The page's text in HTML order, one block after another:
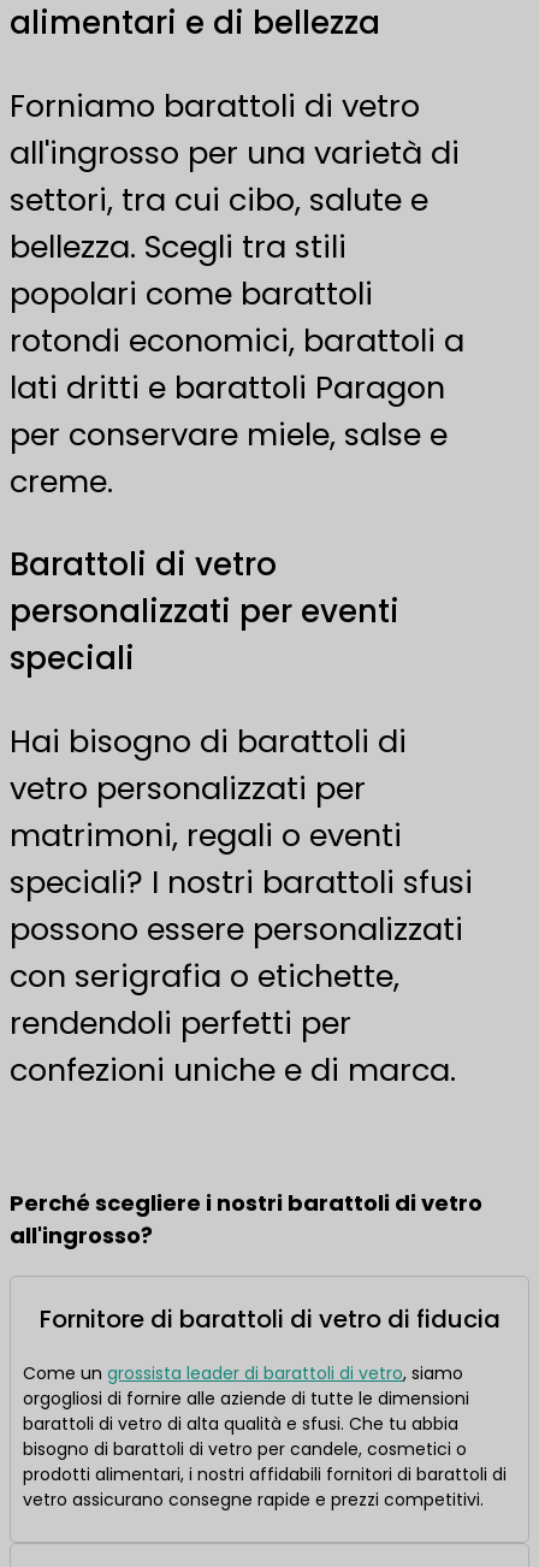
alimentari e di bellezza
Forniamo barattoli di vetro
all'ingrosso per una varietà di
settori, tra cui cibo, salute e
bellezza. Scegli tra stili
popolari come barattoli
rotondi economici, barattoli a
lati dritti e barattoli Paragon
per conservare miele, salse e
creme.
Barattoli di vetro
personalizzati per eventi
speciali
Hai bisogno di barattoli di
vetro personalizzati per
matrimoni, regali o eventi
speciali? I nostri barattoli sfusi
possono essere personalizzati
con serigrafia o etichette,
rendendoli perfetti per
confezioni uniche e di marca.
Perché scegliere i nostri barattoli di vetro
all'ingrosso?
Fornitore di barattoli di vetro di fiducia
Come un grossista leader di barattoli di vetro, siamo
orgogliosi di fornire alle aziende di tutte le dimensioni
barattoli di vetro di alta qualità e sfusi. Che tu abbia
bisogno di barattoli di vetro per candele, cosmetici o
prodotti alimentari, i nostri affidabili fornitori di barattoli di
vetro assicurano consegne rapide e prezzi competitivi.